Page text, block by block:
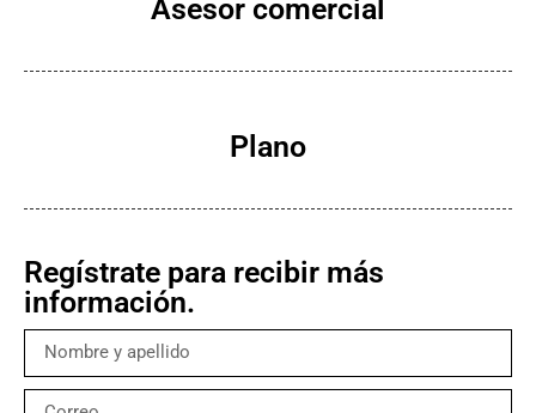
Regístrate para recibir más
información.
Plano
Asesor comercial